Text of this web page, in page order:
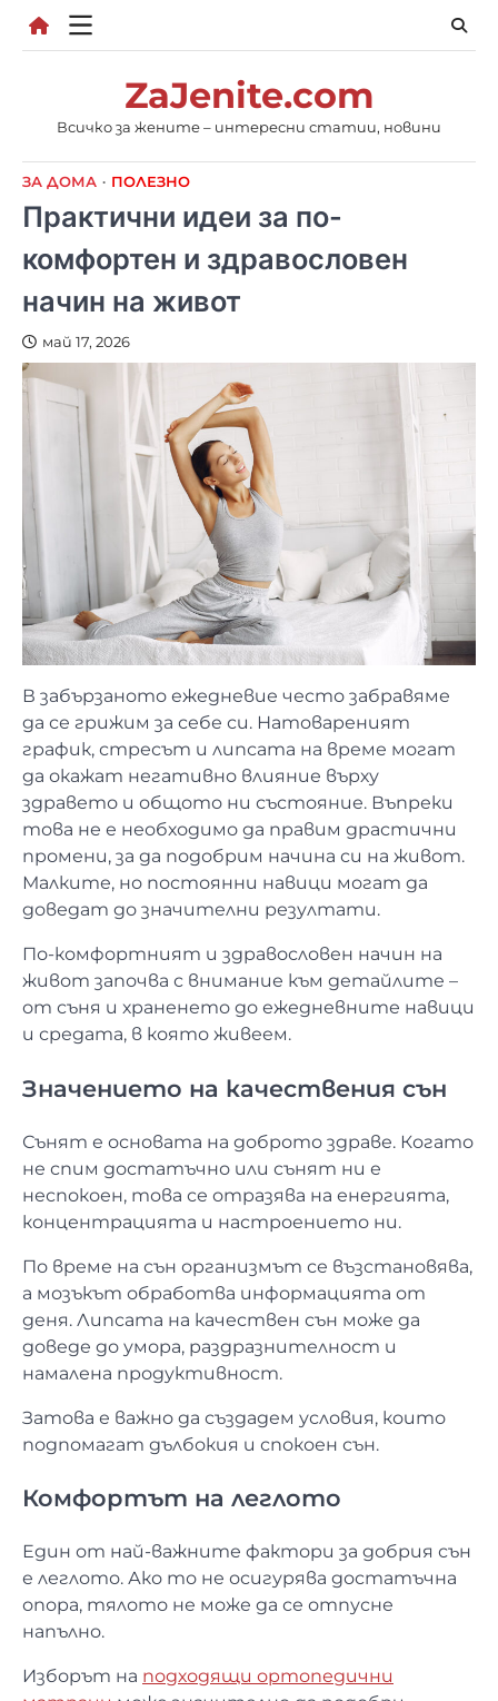
Skip
ZaJenite.com
Всичко за жените – интересни статии, новини
ЗА ДОМА ПОЛЕЗНО
Практични идеи за по-
комфортен и здравословен
начин на живот
май 17, 2026
В забързаното ежедневие често забравяме
да се грижим за себе си. Натовареният
график, стресът и липсата на време могат
да окажат негативно влияние върху
здравето и общото ни състояние. Въпреки
това не е необходимо да правим драстични
промени, за да подобрим начина си на живот.
Малките, но постоянни навици могат да
доведат до значителни резултати.
По-комфортният и здравословен начин на
живот започва с внимание към детайлите –
от съня и храненето до ежедневните навици
и средата, в която живеем.
Значението на качествения сън
Сънят е основата на доброто здраве. Когато
не спим достатъчно или сънят ни е
неспокоен, това се отразява на енергията,
концентрацията и настроението ни.
По време на сън организмът се възстановява,
а мозъкът обработва информацията от
деня. Липсата на качествен сън може да
доведе до умора, раздразнителност и
намалена продуктивност.
Затова е важно да създадем условия, които
подпомагат дълбокия и спокоен сън.
Комфортът на леглото
Един от най-важните фактори за добрия сън
е леглото. Ако то не осигурява достатъчна
опора, тялото не може да се отпусне
напълно.
Изборът на подходящи ортопедични